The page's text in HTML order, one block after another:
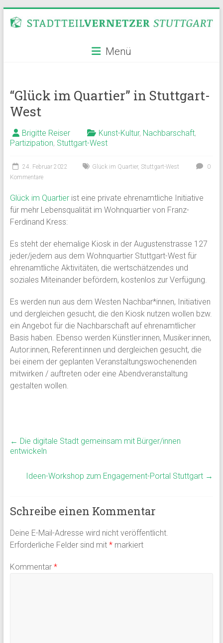
Inhalt
Stadtteilvernetzer
Menü
“Glück im Quartier” in Stuttgart-
West
Brigitte Reiser Kunst-Kultur, Nachbarschaft,
Partizipation, Stuttgart-West
24. Februar 2022 Glück im Quartier, Stuttgart-West
0
Kommentare
Glück im Quartierist eine private ehrenamtliche Initiative
für mehr Lebensqualität im Wohnquartier von Franz-
Ferdinand Kress:
Es steht der ehemalige Kiosk in der Augustenstrasse 127
jeder/jedem aus dem Wohnquartier Stuttgart-West für
ehrenamtliche Aktivitäten, die wertschätzendes und
soziales Miteinander befördern, kostenlos zur Verfügung.
Es werden nun aus dem Westen Nachbar*innen, Initiativen
und dergleichen gesucht, die den Kiosk nutzen wollen bzw.
ein Angebot für die Nachbarschaft auf ehrenamtlicher
Basis haben. Ebenso werden Künstler:innen, Musiker:innen,
Autor:innen, Referent:innen und dergleichen gesucht, die
bei einem der geplanten Veranstaltungswochenenden
mitwirken / auftreten oder eine Abendveranstaltung
gestalten wollen.
← Die digitale Stadt gemeinsam mit Bürger/innen
entwickeln
Ideen-Workshop zum Engagement-Portal Stuttgart →
Schreibe einen Kommentar
Deine E-Mail-Adresse wird nicht veröffentlicht.
Erforderliche Felder sind mit *markiert
Kommentar *